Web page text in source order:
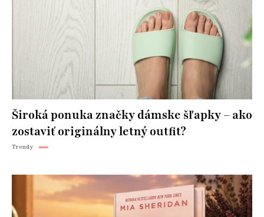
Široká ponuka značky dámske šľapky – ako
zostaviť originálny letný outfit?
Trendy